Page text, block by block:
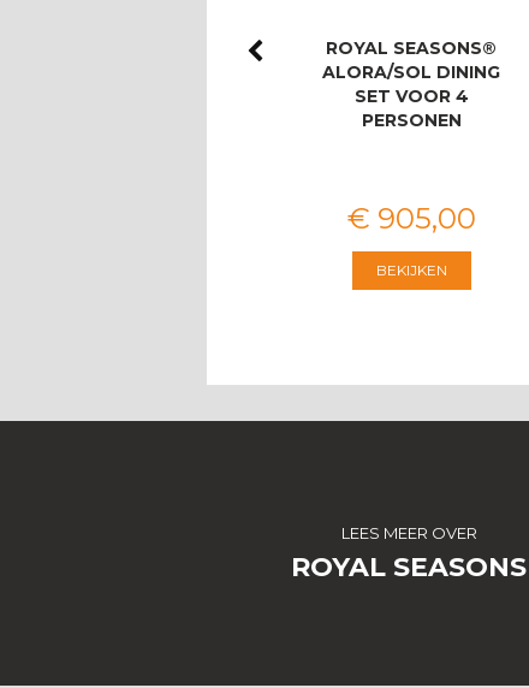
ROYAL SEASONS®
ALORA/SOL DINING
SET VOOR 4
PERSONEN
€ 905,00
BEKIJKEN
LEES MEER OVER
ROYAL SEASONS